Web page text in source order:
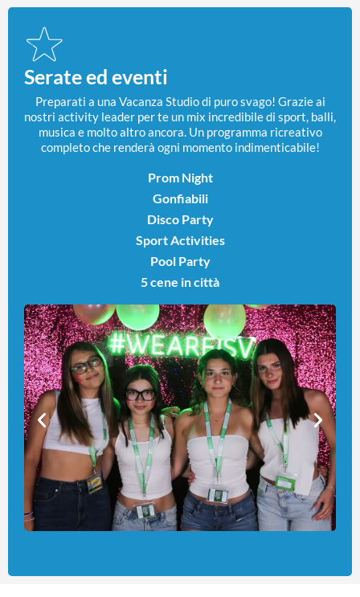
Serate ed eventi
Preparati a una Vacanza Studio di puro svago! Grazie ai
nostri activity leader per te un mix incredibile di sport, balli,
musica e molto altro ancora. Un programma ricreativo
completo che renderà ogni momento indimenticabile!
Prom Night
Gonfiabili
Disco Party
Sport Activities
Pool Party
5 cene in città